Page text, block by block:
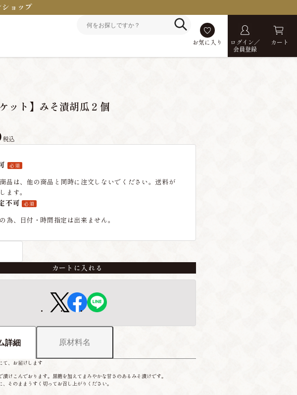
ョップ
お気に入り
ログイン／
会員登録
カート
ケット】みそ漬胡瓜２個
税込
必須
品は、他の商品と同時に注文しないでください。送料が
ます。
不可 必須
為、日付・時間指定は出来ません。
カートに入れる
詳細 原材料名
て、お届けします
漬けこんでおります。黒糖を加えてまろやかな甘さのあるみそ漬けです。
、そのままうすく切ってお召し上がりください。